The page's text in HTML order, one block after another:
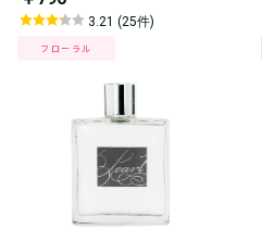
3.21 (25件)
フローラル